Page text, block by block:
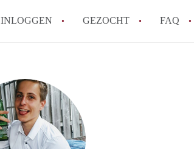
INLOGGEN GEZOCHT FAQ
Hoeveel kost het om te reageren op een
Wat is de privacyverklaring van
Berekent StudioDenBosch